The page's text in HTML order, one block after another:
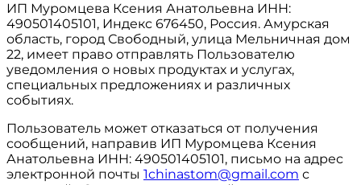
ИП Муромцева Ксения Анатольевна ИНН:
490501405101, Индекс 676450, Россия. Амурская
область, город Свободный, улица Мельничная дом
22, имеет право отправлять Пользователю
уведомления о новых продуктах и услугах,
специальных предложениях и различных
событиях.
Пользователь может отказаться от получения
сообщений, направив ИП Муромцева Ксения
Анатольевна ИНН: 490501405101, письмо на адрес
электронной почты 1chinastom@gmail.com с